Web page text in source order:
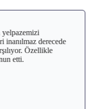
inanılmaz derecede
Özellikle
etti.